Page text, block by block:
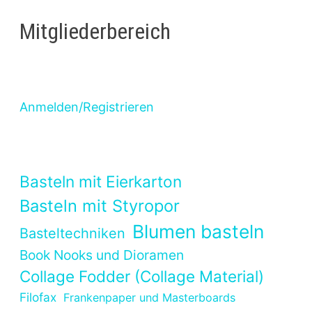
Mitgliederbereich
Anmelden/Registrieren
Basteln mit Eierkarton
Basteln mit Styropor
Basteltechniken Blumen basteln
Book Nooks und Dioramen
Collage Fodder (Collage Material)
Filofax Frankenpaper und Masterboards